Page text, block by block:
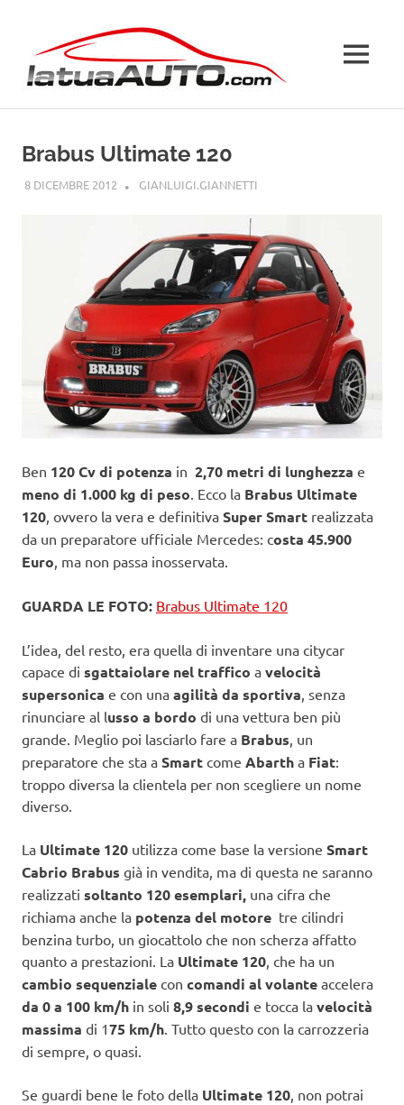
contenuto
MENU
Brabus Ultimate 120
8 DICEMBRE 2012 GIANLUIGI.GIANNETTI
Ben 120 Cv di potenza in 2,70 metri di lunghezza e
meno di 1.000 kg di peso . Ecco la Brabus Ultimate
120 , ovvero la vera e definitiva Super Smart realizzata
da un preparatore ufficiale Mercedes: costa 45.900
Euro , ma non passa inosservata.
GUARDA LE FOTO: Brabus Ultimate 120
L’idea, del resto, era quella di inventare una citycar
capace di sgattaiolare nel traffico a velocità
supersonica e con una agilità da sportiva , senza
rinunciare al lusso a bordo di una vettura ben più
grande. Meglio poi lasciarlo fare a Brabus , un
preparatore che sta a Smart come Abarth a Fiat:
troppo diversa la clientela per non scegliere un nome
diverso.
La Ultimate 120 utilizza come base la versione Smart
Cabrio Brabus già in vendita, ma di questa ne saranno
realizzati soltanto 120 esemplari, una cifra che
richiama anche la potenza del motore tre cilindri
benzina turbo, un giocattolo che non scherza affatto
quanto a prestazioni. La Ultimate 120 , che ha un
cambio sequenziale con comandi al volante accelera
da 0 a 100 km/h in soli 8,9 secondi e tocca la velocità
massima di 175 km/h . Tutto questo con la carrozzeria
di sempre, o quasi.
Se guardi bene le foto della Ultimate 120 , non potrai